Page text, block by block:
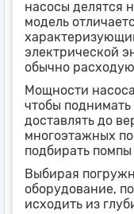
насосы делятся
модель
электрической
обычно
Мощности
чтобы
доставлять до
многоэтажных
подбирать
Выбирая
оборудование,
исходить из